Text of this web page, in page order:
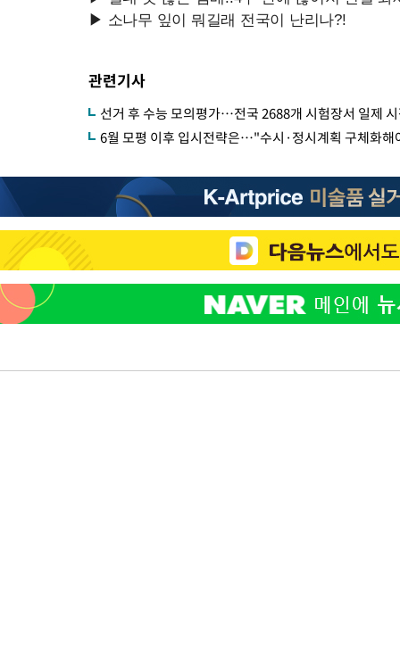
관련기사
선거 후 수능 모의평가…전국 2688개 시험장서 일제
6월 모평 이후 입시전략은…"수시·정시계획 구체화해